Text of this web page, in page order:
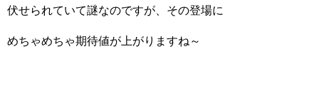
伏せられていて謎なのですが、その登場に
めちゃめちゃ期待値が上がりますね～